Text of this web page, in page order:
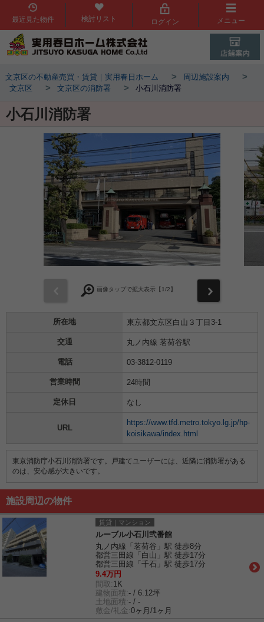
最近見た物件 検討リスト ログイン メニュー
文京区の不動産売買・賃貸｜実用春日ホーム > 周辺施設案内 >
文京区 > 文京区の消防署 > 小石川消防署
小石川消防署
画像タップで拡大表示【 1/2】
所在地 東京都文京区白山３丁目3-1
交通 丸ノ内線 茗荷谷駅
電話 03-3812-0119
営業時間 24時間
定休日 なし
URL
https://www.tfd.metro.tokyo.lg.jp/hp-
koisikawa/index.html
東京消防庁小石川消防署です。戸建てユーザーには、近隣に消防署がある
のは、安心感が大きいです。
施設周辺の物件
賃貸｜マンション
ルーブル小石川弐番館
丸ノ内線「茗荷谷」駅 徒歩8分
都営三田線「白山」駅 徒歩17分
都営三田線「千石」駅 徒歩17分
9.4万円
間取: 1K
建物面積:- / 6.12坪
土地面積:- / -
敷金/礼金:0ヶ月/1ヶ月